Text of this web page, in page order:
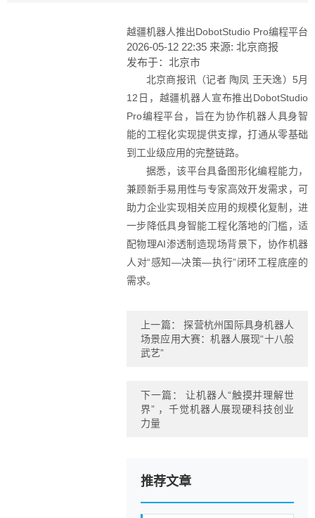
越疆机器人推出DobotStudio Pro编程平台
2026-05-12 22:35 来源: 北京商报
发布于： 北京市
北京商报讯（记者 陶凤 王天逸）5月
12日，越疆机器人宣布推出DobotStudio
Pro编程平台，旨在为协作机器人具身智
能的工程化实现提供支撑，打通从零基础
到工业级应用的完整链路。
据悉，该平台具备图形化编程能力，
兼顾新手易用性与专家高效开发需求，可
助力企业实现相关应用的规模化复制，进
一步降低具身智能工程化落地的门槛，适
配物理AI渗透制造现场背景下，协作机器
人对“感知—决策—执行”闭环工程底座的
需求。
上一篇：探营杭州国际具身机器人
场景应用大赛：机器人展现“十八般
武艺”
下一篇：让机器人“触摸并理解世
界” ，千觉机器人展现硬科技创业
力量
推荐文章